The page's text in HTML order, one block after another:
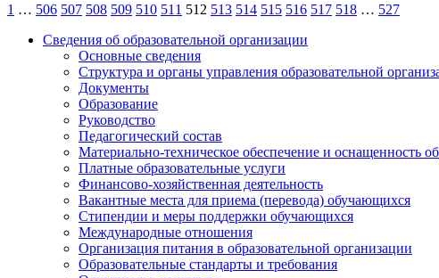
Пагинация
записей
1 … 506 507 508 509 510 511 512 513 514 515 516 517 518 … 527
Сведения об образовательной организации
Основные сведения
Структура и органы управления образовательной
Документы
Образование
Руководство
Педагогический состав
Материально-техническое обеспечение и оснащенность
Платные образовательные услуги
Финансово-хозяйственная деятельность
Вакантные места для приема (перевода) обучающихся
Стипендии и меры поддержки обучающихся
Международные отношения
Организация питания в образовательной организации
Образовательные стандарты и требования